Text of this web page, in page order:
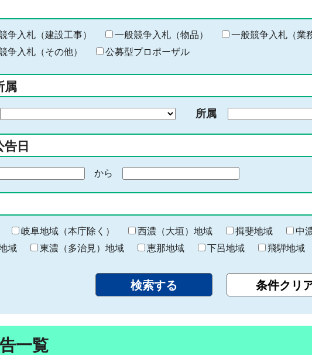
る
キ
ー
ー
入
力
争入札（建設工事） 一般競争入札（物品）
一般競争入札（業
争入札（その他）
公募型プロポーザル
属
所属
告日
から
終
わ
り
岐阜地域（本庁除く） 西濃（大垣）地域 揖斐地域 中
域
東濃（多治見）地域 恵那地域 下呂地域 飛騨地域
一覧